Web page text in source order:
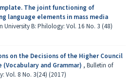
The joint functioning of
language elements in mass media
University B: Philology: Vol. 16 No. 3 (48)
on the Decisions of the Higher Council
and Grammar) , Bulletin of
Vol. 8 No. 3(24) (2017)